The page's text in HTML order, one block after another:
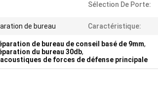
Sélection De Porte:
de bureau Caractéristique:
de bureau de conseil basé de 9mm,
du bureau 30db,
de forces de défense principale